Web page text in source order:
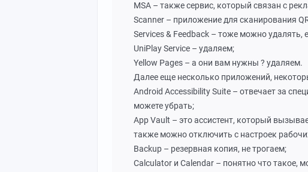
MSA – также сервис, который связан с
Scanner – приложение для сканирования
Services & Feedback – тоже можно удалять,
UniPlay Service – удаляем;
Yellow Pages – а они вам нужны ? удаляем.
Далее еще несколько приложений,
Android Accessibility Suite – отвечает за
можете убрать;
App Vault – это ассистент, который
также можно отключить с настроек
Backup – резервная копия, не трогаем;
Calculator и Calendar – понятно что такое,